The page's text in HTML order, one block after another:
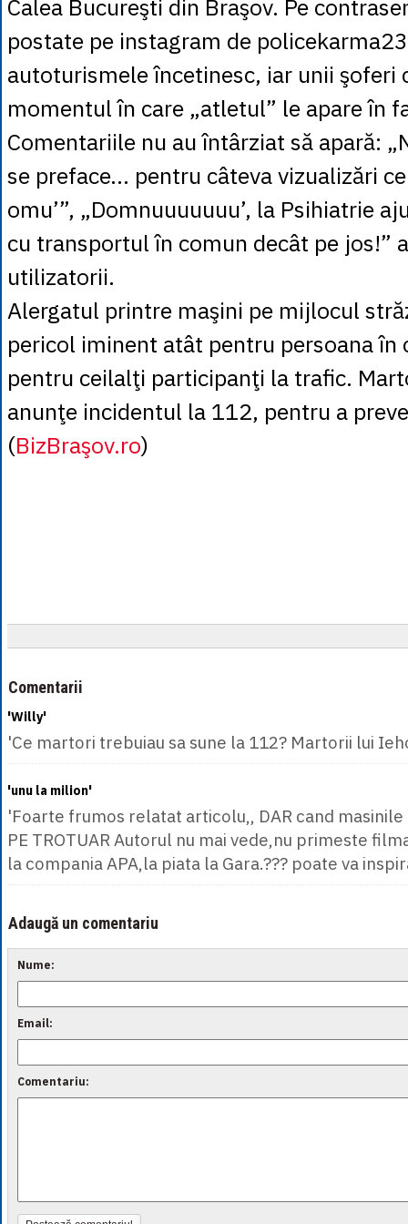
Calea Bucureşti din Braşov. Pe
postate pe instagram de
autoturismele încetinesc, iar unii şoferi
momentul în care „atletul” le apare în
Comentariile nu au întârziat să apară:
se preface… pentru câteva vizualizări
omu’”, „Domnuuuuuuu’, la Psihiatrie
cu transportul în comun decât pe jos!”
utilizatorii.
Alergatul printre maşini pe mijlocul
pericol iminent atât pentru persoana în
pentru ceilalţi participanţi la trafic.
anunţe incidentul la 112, pentru a
(BizBraşov.ro)
Comentarii
'Willy'
'Ce martori trebuiau sa sune la 112? Martorii lui
'unu la milion'
'Foarte frumos relatat articolu,, DAR cand
PE TROTUAR Autorul nu mai vede,nu primeste
la compania APA,la piata la Gara.??? poate va
Adaugă un comentariu
Nume:
Email:
Comentariu: